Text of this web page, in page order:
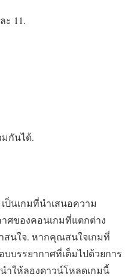
ะ 11.
กันได้.
เป็นเกมที่นำเสนอความ
ศของคอนเกมที่แตกต่าง
สนใจ. หากคุณสนใจเกมที่
บรรยากาศที่เต็มไปด้วยการ
ำให้ลองดาวน์โหลดเกมนี้